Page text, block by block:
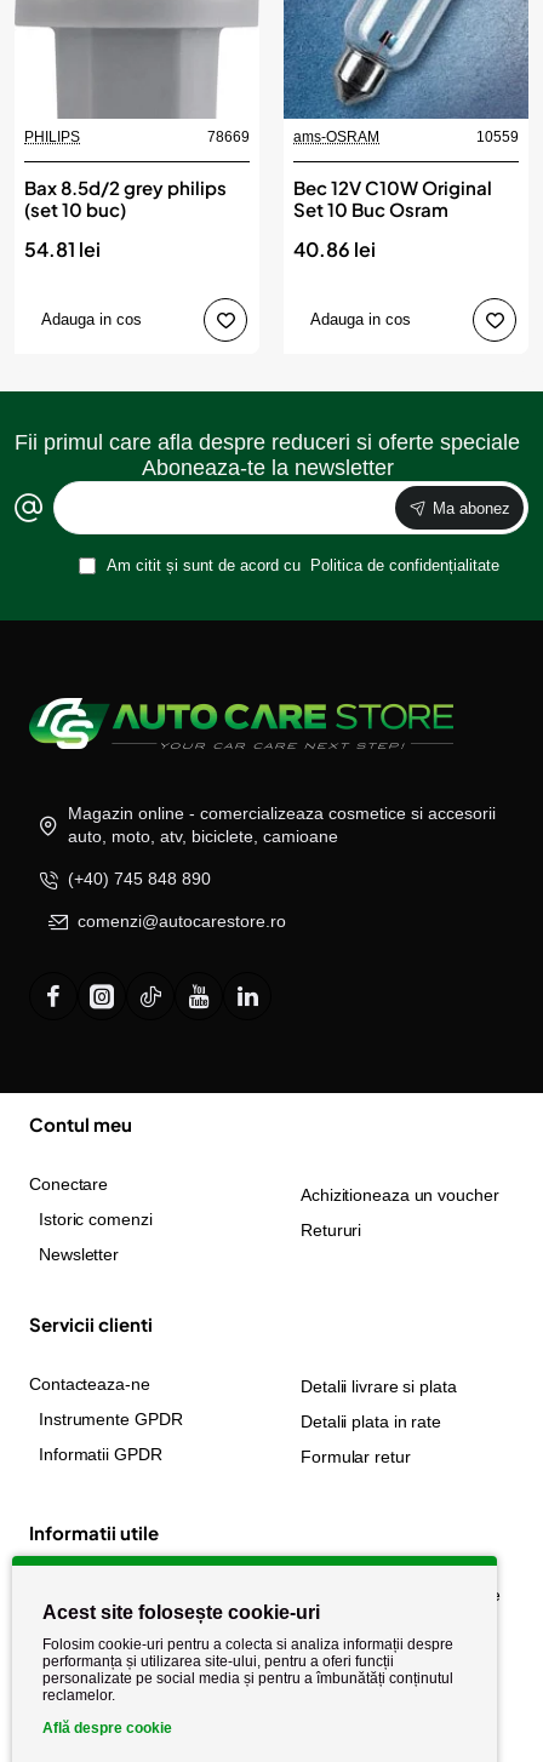
PHILIPS 78669
Bax 8.5d/2 grey philips
(set 10 buc)
54.81 lei
Adauga in cos
ams-OSRAM 10559
Bec 12V C10W Original
Set 10 Buc Osram
40.86 lei
Adauga in cos
Fii primul care afla despre reduceri si oferte speciale
Aboneaza-te la newsletter
Ma abonez
Am citit și sunt de acord cu Politica de confidențialitate
Magazin online - comercializeaza cosmetice si accesorii
auto, moto, atv, biciclete, camioane
(+40) 745 848 890
comenzi@autocarestore.ro
Contul meu
Conectare
Istoric comenzi
Newsletter
Achizitioneaza un voucher
Retururi
Servicii clienti
Contacteaza-ne
Instrumente GPDR
Informatii GPDR
Detalii livrare si plata
Detalii plata in rate
Formular retur
Informatii utile
Politica de cookie
Politica de confidențialitate
Termeni si conditii
Acest site folosește cookie-uri
Folosim cookie-uri pentru a colecta si analiza informații despre
performanța și utilizarea site-ului, pentru a oferi funcții
personalizate pe social media și pentru a îmbunătăți conținutul
reclamelor.
Află despre cookie